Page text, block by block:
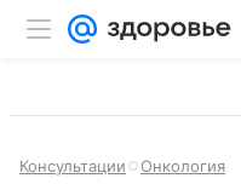
Консультации Онкология